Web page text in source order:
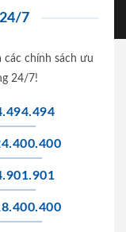
7
các chính sách ưu
24/7!